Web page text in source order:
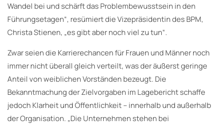
Wandel bei und schärft das Problembewusstsein in den
Führungsetagen“, resümiert die Vizepräsidentin des BPM,
Christa Stienen, „es gibt aber noch viel zu tun“.
Zwar seien die Karrierechancen für Frauen und Männer noch
immer nicht überall gleich verteilt, was der äußerst geringe
Anteil von weiblichen Vorständen bezeugt. Die
Bekanntmachung der Zielvorgaben im Lagebericht schaffe
jedoch Klarheit und Öffentlichkeit – innerhalb und außerhalb
der Organisation. „Die Unternehmen stehen bei